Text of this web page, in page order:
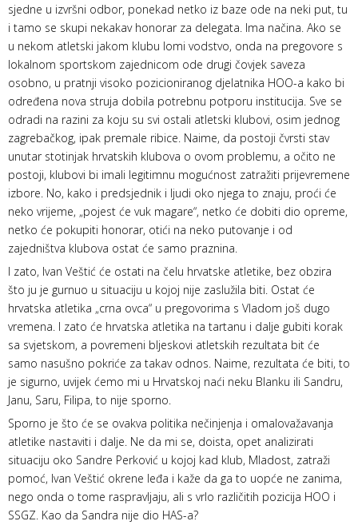
sjedne u izvršni odbor, ponekad netko iz baze ode na neki put, tu
i tamo se skupi nekakav honorar za delegata. Ima načina. Ako se
u nekom atletski jakom klubu lomi vodstvo, onda na pregovore s
lokalnom sportskom zajednicom ode drugi čovjek saveza
osobno, u pratnji visoko pozicioniranog djelatnika HOO-a kako bi
određena nova struja dobila potrebnu potporu institucija. Sve se
odradi na razini za koju su svi ostali atletski klubovi, osim jednog
zagrebačkog, ipak premale ribice. Naime, da postoji čvrsti stav
unutar stotinjak hrvatskih klubova o ovom problemu, a očito ne
postoji, klubovi bi imali legitimnu mogućnost zatražiti prijevremene
izbore. No, kako i predsjednik i ljudi oko njega to znaju, proći će
neko vrijeme, „pojest će vuk magare“, netko će dobiti dio opreme,
netko će pokupiti honorar, otići na neko putovanje i od
zajedništva klubova ostat će samo praznina.
I zato, Ivan Veštić će ostati na čelu hrvatske atletike, bez obzira
što ju je gurnuo u situaciju u kojoj nije zaslužila biti. Ostat će
hrvatska atletika „crna ovca“ u pregovorima s Vladom još dugo
vremena. I zato će hrvatska atletika na tartanu i dalje gubiti korak
sa svjetskom, a povremeni bljeskovi atletskih rezultata bit će
samo nasušno pokriće za takav odnos. Naime, rezultata će biti, to
je sigurno, uvijek ćemo mi u Hrvatskoj naći neku Blanku ili Sandru,
Janu, Saru, Filipa, to nije sporno.
Sporno je što će se ovakva politika nečinjenja i omalovažavanja
atletike nastaviti i dalje. Ne da mi se, doista, opet analizirati
situaciju oko Sandre Perković u kojoj kad klub, Mladost, zatraži
pomoć, Ivan Veštić okrene leđa i kaže da ga to uopće ne zanima,
nego onda o tome raspravljaju, ali s vrlo različitih pozicija HOO i
SSGZ. Kao da Sandra nije dio HAS-a?